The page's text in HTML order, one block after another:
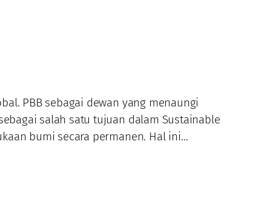
PBB sebagai dewan yang menaungi
salah satu tujuan dalam Sustainable
bumi secara permanen. Hal ini…